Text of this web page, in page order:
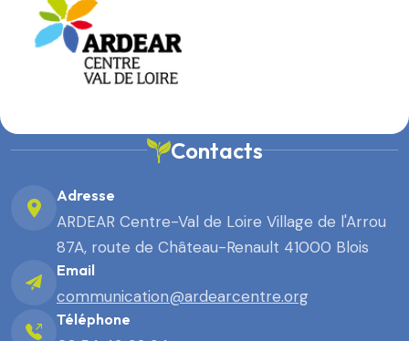
Contacts
Adresse
ARDEAR Centre-Val de Loire Village de l'Arrou
87A, route de Château-Renault 41000 Blois
Email
communication@ardearcentre.org
Téléphone